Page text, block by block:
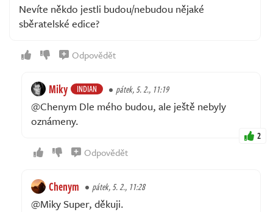
Nevíte někdo jestli budou/nebudou nějaké
sběratelské edice?
Odpovědět
Miky INDIAN pátek, 5. 2., 11:19
@Chenym Dle mého budou, ale ještě nebyly
oznámeny.
2
Odpovědět
Chenym pátek, 5. 2., 11:28
@Miky Super, děkuji.